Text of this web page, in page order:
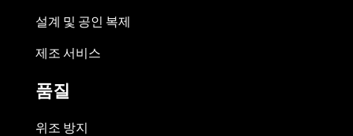
설계 및 공인 복제
제조 서비스
품질
위조 방지